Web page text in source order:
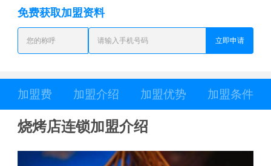
免费获取加盟资料
立即申请
加盟费 加盟介绍 加盟优势 加盟条件
烧烤店连锁加盟介绍